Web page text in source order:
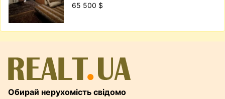
65 500 $
Обирай нерухомість свідомо